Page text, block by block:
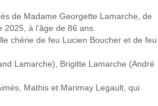
de Madame Georgette Lamarche, de
à l’âge de 86 ans.
chérie de feu Lucien Boucher et de feu
Lamarche), Brigitte Lamarche (André
Mathis et Marimay Legault, qui